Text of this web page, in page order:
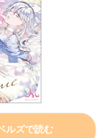
ルズで読む